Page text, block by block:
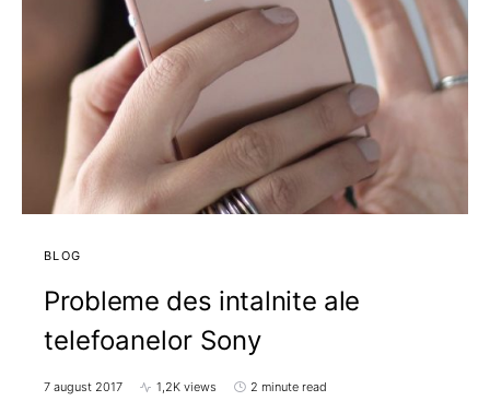
BLOG
Probleme des intalnite ale
telefoanelor Sony
7 august 2017 1,2K views 2 minute read